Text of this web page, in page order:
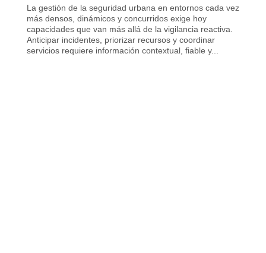
La gestión de la seguridad urbana en entornos cada vez
más densos, dinámicos y concurridos exige hoy
capacidades que van más allá de la vigilancia reactiva.
Anticipar incidentes, priorizar recursos y coordinar
servicios requiere información contextual, fiable y...